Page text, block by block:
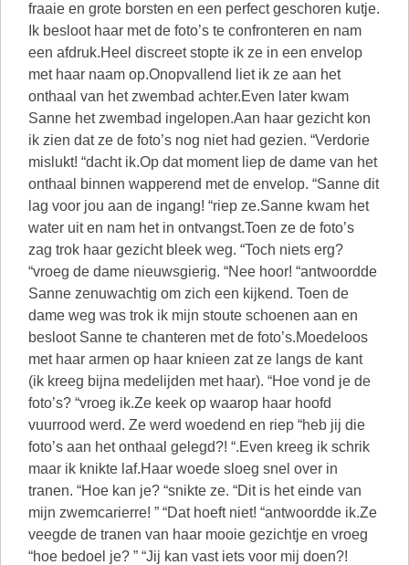
fraaie en grote borsten en een perfect geschoren kutje.
Ik besloot haar met de foto’s te confronteren en nam
een afdruk.Heel discreet stopte ik ze in een envelop
met haar naam op.Onopvallend liet ik ze aan het
onthaal van het zwembad achter.Even later kwam
Sanne het zwembad ingelopen.Aan haar gezicht kon
ik zien dat ze de foto’s nog niet had gezien. “Verdorie
mislukt! “dacht ik.Op dat moment liep de dame van het
onthaal binnen wapperend met de envelop. “Sanne dit
lag voor jou aan de ingang! “riep ze.Sanne kwam het
water uit en nam het in ontvangst.Toen ze de foto’s
zag trok haar gezicht bleek weg. “Toch niets erg?
“vroeg de dame nieuwsgierig. “Nee hoor! “antwoordde
Sanne zenuwachtig om zich een kijkend. Toen de
dame weg was trok ik mijn stoute schoenen aan en
besloot Sanne te chanteren met de foto’s.Moedeloos
met haar armen op haar knieen zat ze langs de kant
(ik kreeg bijna medelijden met haar). “Hoe vond je de
foto’s? “vroeg ik.Ze keek op waarop haar hoofd
vuurrood werd. Ze werd woedend en riep “heb jij die
foto’s aan het onthaal gelegd?! “.Even kreeg ik schrik
maar ik knikte laf.Haar woede sloeg snel over in
tranen. “Hoe kan je? “snikte ze. “Dit is het einde van
mijn zwemcarierre! ” “Dat hoeft niet! “antwoordde ik.Ze
veegde de tranen van haar mooie gezichtje en vroeg
“hoe bedoel je? ” “Jij kan vast iets voor mij doen?!